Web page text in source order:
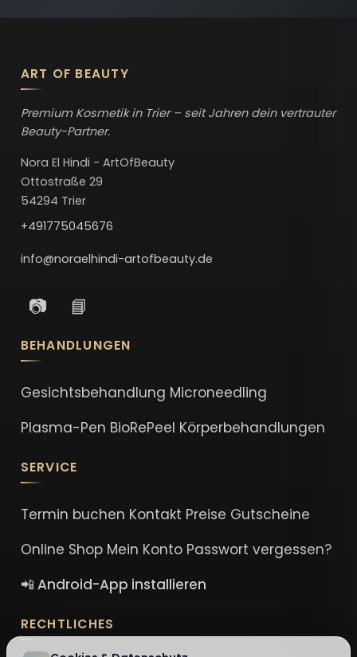
ART OF BEAUTY
Premium Kosmetik in Trier – seit Jahren dein vertrauter
Beauty-Partner.
Nora El Hindi - ArtOfBeauty
Ottostraße 29
54294 Trier
+491775045676
info@noraelhindi-artofbeauty.de
📷 📘
BEHANDLUNGEN
Gesichtsbehandlung Microneedling
Plasma-Pen BioRePeel Körperbehandlungen
SERVICE
Termin buchen Kontakt Preise Gutscheine
Online Shop Mein Konto Passwort vergessen?
📲 Android-App installieren
RECHTLICHES